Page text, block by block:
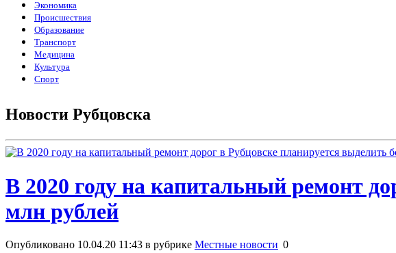
Экономика
Происшествия
Образование
Транспорт
Медицина
Культура
Спорт
Новости Рубцовска
В 2020 году на капитальный ремонт
млн рублей
Опубликовано 10.04.20 11:43 в рубрике Местные новости 0